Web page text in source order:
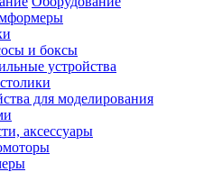
и боксы
устройства
для моделирования
аксессуары